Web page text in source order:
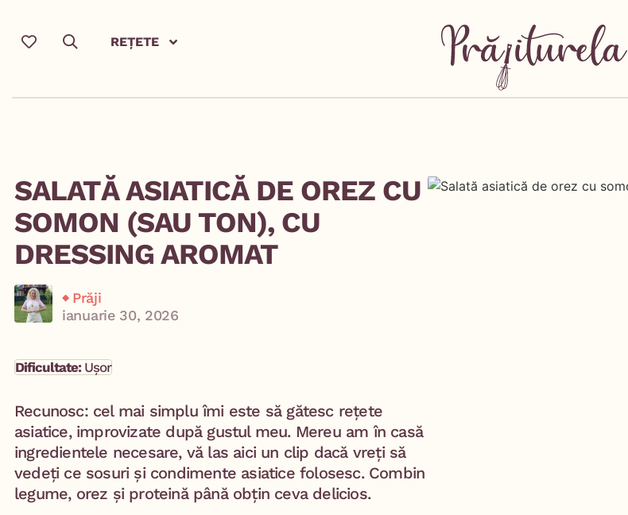
REȚETE
SALATĂ ASIATICĂ DE OREZ CU
SOMON (SAU TON), CU
DRESSING AROMAT
Prăji
ianuarie 30, 2026
Dificultate: Ușor
Recunosc: cel mai simplu îmi este să gătesc rețete
asiatice, improvizate după gustul meu. Mereu am în casă
ingredientele necesare, vă las aici un clip dacă vreți să
vedeți ce sosuri și condimente asiatice folosesc. Combin
legume, orez și proteină până obțin ceva delicios.